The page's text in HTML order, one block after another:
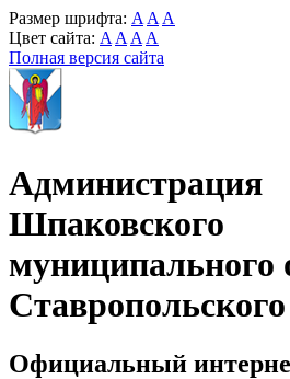
Размер шрифта: A A A
Цвет сайта: A A A A
Полная версия сайта
Администрация
Шпаковского
муниципального
Официальный